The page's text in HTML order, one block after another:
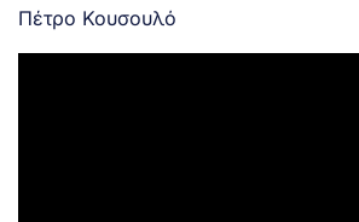
Πέτρο Κουσουλό